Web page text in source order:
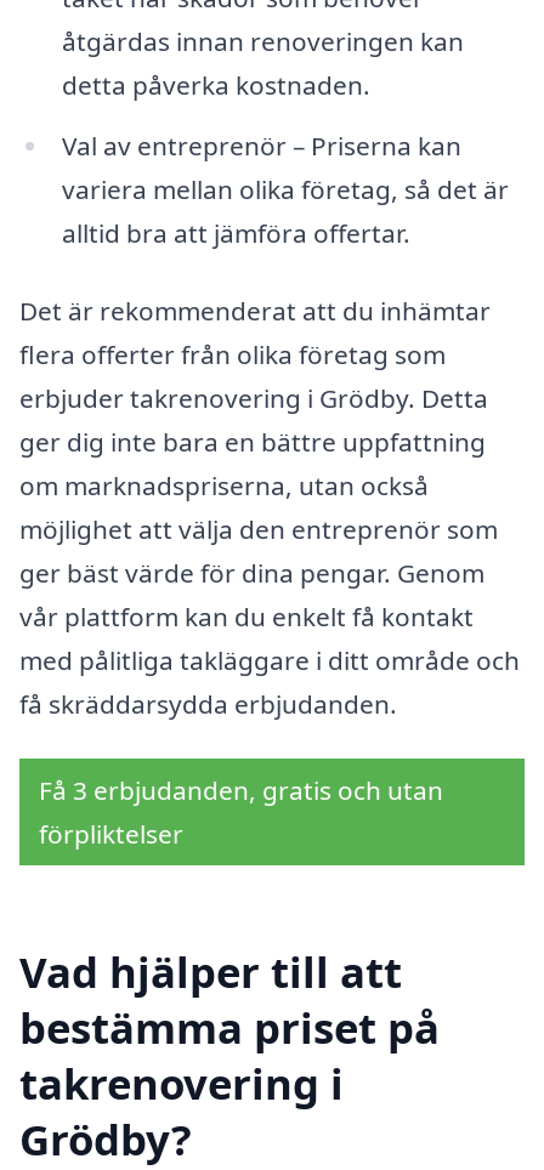
åtgärdas innan renoveringen kan
detta påverka kostnaden.
Val av entreprenör – Priserna kan
variera mellan olika företag, så det är
alltid bra att jämföra offertar.
Det är rekommenderat att du inhämtar
flera offerter från olika företag som
erbjuder takrenovering i Grödby. Detta
ger dig inte bara en bättre uppfattning
om marknadspriserna, utan också
möjlighet att välja den entreprenör som
ger bäst värde för dina pengar. Genom
vår plattform kan du enkelt få kontakt
med pålitliga takläggare i ditt område och
få skräddarsydda erbjudanden.
Få 3 erbjudanden, gratis och utan
förpliktelser
Vad hjälper till att
bestämma priset på
takrenovering i
Grödby?